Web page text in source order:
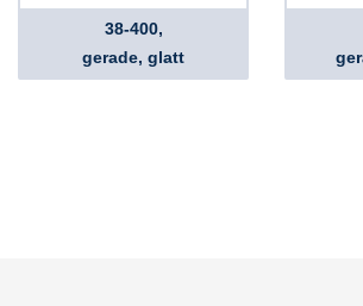
38-400,
gerade, glatt